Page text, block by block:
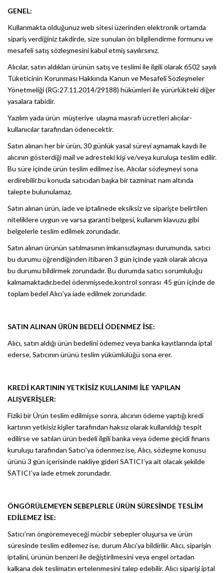
GENEL:
Kullanmakta olduğunuz web sitesi üzerinden elektronik ortamda
sipariş verdiğiniz takdirde, size sunulan ön bilgilendirme formunu ve
mesafeli satış sözleşmesini kabul etmiş sayılırsınız.
Alıcılar, satın aldıkları ürünün satış ve teslimi ile ilgili olarak 6502 sayılı
Tüketicinin Korunması Hakkında Kanun ve Mesafeli Sözleşmeler
Yönetmeliği (RG:27.11.2014/29188) hükümleri ile yürürlükteki diğer
yasalara tabidir.
Yazılım yada ürün müşteriye ulaşma masrafı ücretleri alıcılar-
kullanıcılar tarafından ödenecektir.
Satın alınan her bir ürün, 30 günlük yasal süreyi aşmamak kaydı ile
alıcının gösterdiği mail ve adresteki kişi ve/veya kuruluşa teslim edilir.
Bu süre içinde ürün teslim edilmez ise, Alıcılar sözleşmeyi sona
erdirebilir.bu konuda satıcıdan başka bir tazminat nam altında
talepte bulunulamaz.
Satın alınan ürün, iade ve iptalinede eksiksiz ve siparişte belirtilen
niteliklere uygun ve varsa garanti belgesi, kullanım klavuzu gibi
belgelerle teslim edilmek zorundadır.
Satın alınan ürünün satılmasının imkansızlaşması durumunda, satıcı
bu durumu öğrendiğinden itibaren 3 gün içinde yazılı olarak alıcıya
bu durumu bildirmek zorundadır. Bu durumda satıcı sorumluluğu
kalmamaktadır.bedel ödenmişsede,kontrol sonrası 45 gün içinde de
toplam bedel Alıcı’ya iade edilmek zorundadır.
SATIN ALINAN ÜRÜN BEDELİ ÖDENMEZ İSE:
Alıcı, satın aldığı ürün bedelini ödemez veya banka kayıtlarında iptal
ederse, Satıcının ürünü teslim yükümlülüğü sona erer.
KREDİ KARTININ YETKİSİZ KULLANIMI İLE YAPILAN
ALIŞVERİŞLER:
Fiziki bir Ürün teslim edilmişse sonra, alıcının ödeme yaptığı kredi
kartının yetkisiz kişiler tarafından haksız olarak kullanıldığı tespit
edilirse ve satılan ürün bedeli ilgili banka veya ödeme geçidi finans
kuruluşu tarafından Satıcı'ya ödenmez ise, Alıcı, sözleşme konusu
ürünü 3 gün içerisinde nakliye gideri SATICI’ya ait olacak şekilde
SATICI’ya iade etmek zorundadır.
ÖNGÖRÜLEMEYEN SEBEPLERLE ÜRÜN SÜRESİNDE TESLİM
EDİLEMEZ İSE:
Satıcı’nın öngöremeyeceği mücbir sebepler oluşursa ve ürün
süresinde teslim edilemez ise, durum Alıcı’ya bildirilir. Alıcı, siparişin
iptalini, ürünün benzeri ile değiştirilmesini veya engel ortadan
kalkana dek teslimatın ertelenmesini talep edebilir. Alıcı siparişi iptal